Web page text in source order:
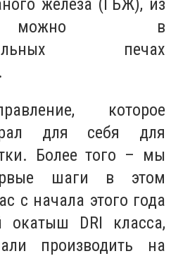
железа (ГБЖ), из
можно в
печах
которое
для себя для
Более того – мы
шаги в этом
с начала этого года
окатыш DRI класса,
производить на